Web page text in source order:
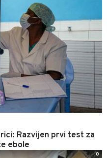
Razvijen prvi test za
ebole
0